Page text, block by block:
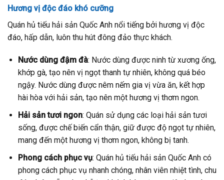
Hương vị độc đáo khó cưỡng
Quán hủ tiếu hải sản Quốc Anh nổi tiếng bởi hương vị độc
đáo, hấp dẫn, luôn thu hút đông đảo thực khách.
Nước dùng đậm đà: Nước dùng được ninh từ xương ống,
khớp gà, tạo nên vị ngọt thanh tự nhiên, không quá béo
ngậy. Nước dùng được nêm nếm gia vị vừa ăn, kết hợp
hài hòa với hải sản, tạo nên một hương vị thơm ngon.
Hải sản tươi ngon: Quán sử dụng các loại hải sản tươi
sống, được chế biến cẩn thận, giữ được độ ngọt tự nhiên,
mang đến một hương vị thơm ngon, không bị tanh.
Phong cách phục vụ: Quán hủ tiếu hải sản Quốc Anh có
phong cách phục vụ nhanh chóng, nhân viên nhiệt tình, chu